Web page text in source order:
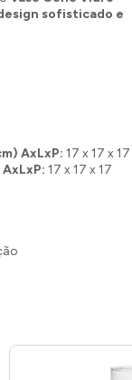
sofisticado e
AxLxP: 17 x 17 x 17
17 x 17 x 17